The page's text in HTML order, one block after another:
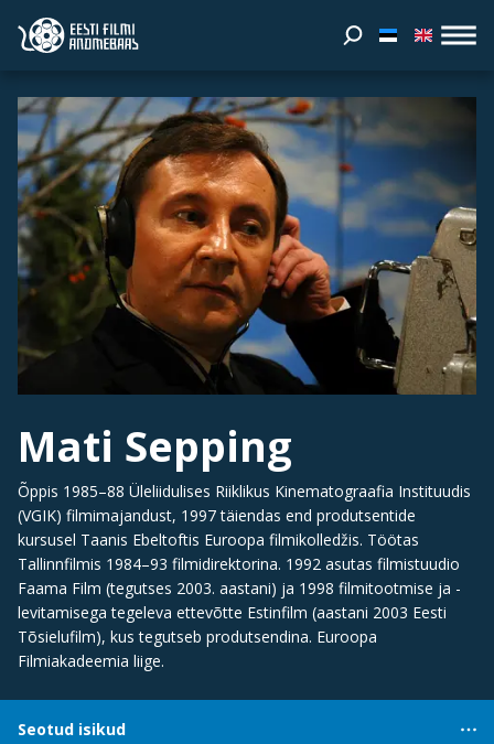
Mati Sepping
Õppis 1985–88 Üleliidulises Riiklikus Kinematograafia Instituudis
(VGIK) filmimajandust, 1997 täiendas end produtsentide
kursusel Taanis Ebeltoftis Euroopa filmikolledžis. Töötas
Tallinnfilmis 1984–93 filmidirektorina. 1992 asutas filmistuudio
Faama Film (tegutses 2003. aastani) ja 1998 filmitootmise ja -
levitamisega tegeleva ettevõtte Estinfilm (aastani 2003 Eesti
Tõsielufilm), kus tegutseb produtsendina. Euroopa
Filmiakadeemia liige.
Seotud isikud